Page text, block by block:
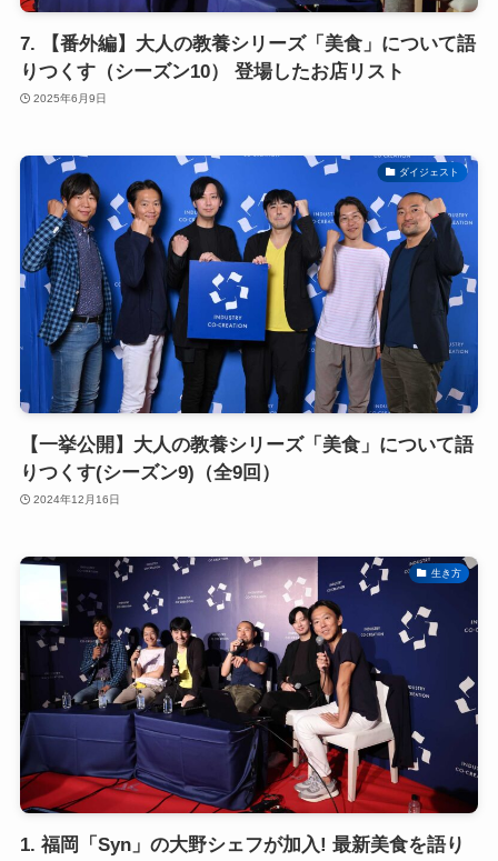
7. 【番外編】大人の教養シリーズ「美食」について語
りつくす（シーズン10） 登場したお店リスト
2025年6月9日
ダイジェスト
【一挙公開】大人の教養シリーズ「美食」について語
りつくす(シーズン9)（全9回）
2024年12月16日
生き方
1. 福岡「Syn」の大野シェフが加入! 最新美食を語り